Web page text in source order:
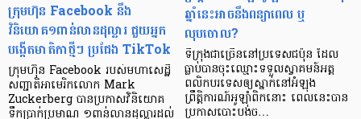
ក្រុមហ៊ុន Facebook នឹង
វិនិយោគ១ពាន់លានដុល្លារ ជួយអ្នក
បង្កើតមាតិកាថ្មីៗ ប្រជែង TikTok
ក្រុមហ៊ុន Facebook របស់មហាសេដ្ឋី
សញ្ជាតិអាមេរិកលោក Mark
Zuckerberg បានប្រកាសវិនិយោគ
ទឹកប្រាក់ប្រមាណ ១ពាន់លានដុល្លារដល់
ឆ្នាំនេះអាចនឹងពន្យាពេល ឬ
លុបចោល?
ទីក្រុងជាច្រើននៅប្រទេសជប៉ុន ដែល
ធ្លាប់បានចុះឈ្មោះទទួលស្វាគមន៍អត្ត
ពលិកបរទេសឲ្យស្នាក់នៅអំឡុង
ព្រឹត្តិការណ៍អូឡាំពិកនោះ ពេលនេះបាន
ប្រកាសបោះបង់ច…